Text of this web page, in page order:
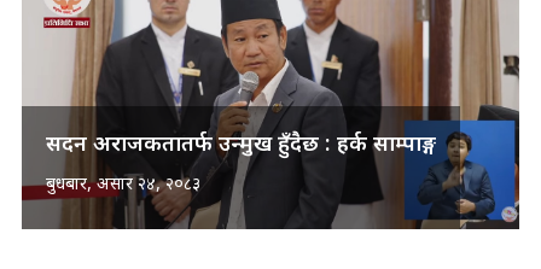
सदन अराजकतातर्फ उन्मुख हुँदैछ : हर्क साम्पाङ्ग
बुधबार, असार २४, २०८३